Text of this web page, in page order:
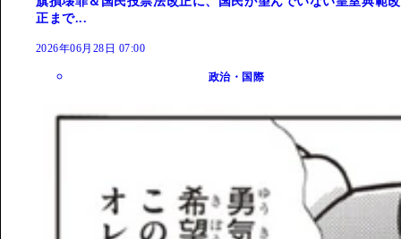
正まで...
2026年06月28日 07:00
政治・国際